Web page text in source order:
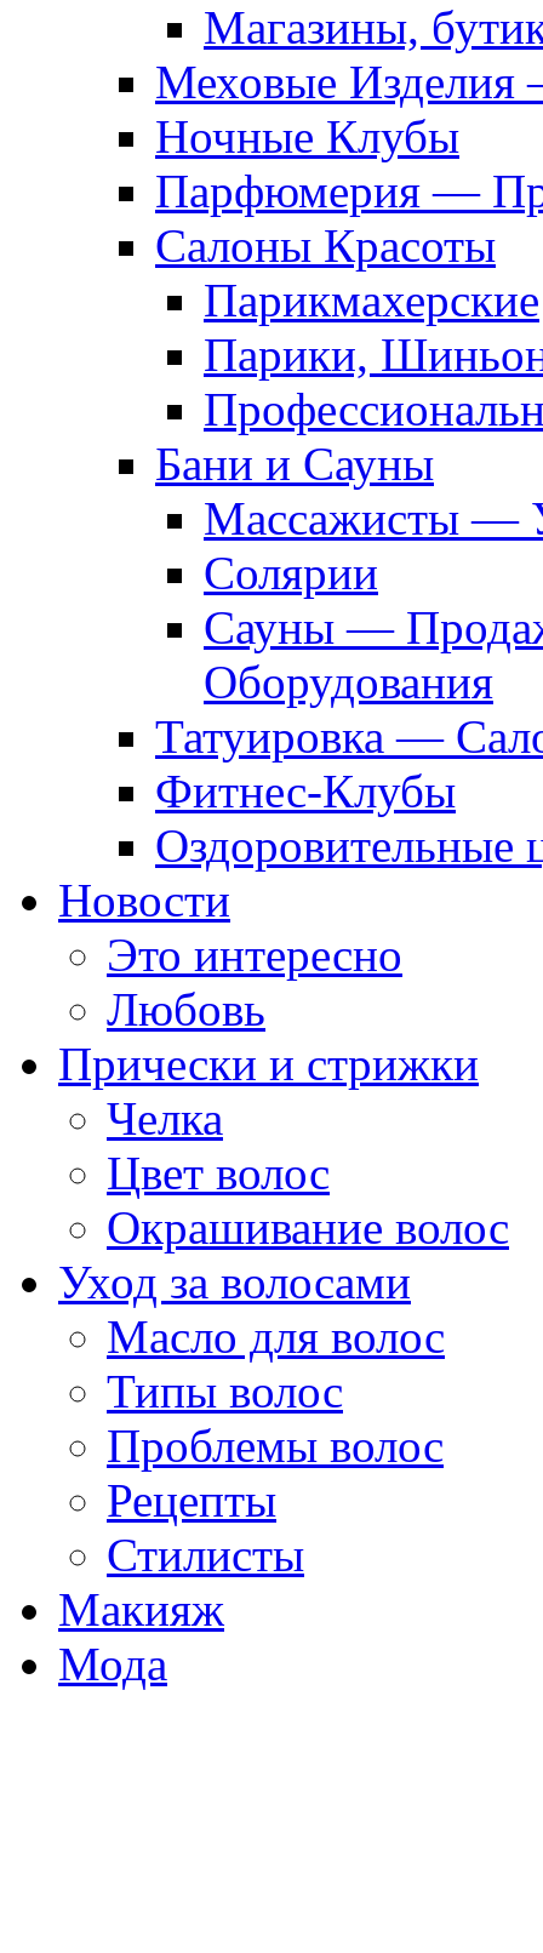
Магазины,
Меховые Изделия
Ночные Клубы
Парфюмерия —
Салоны Красоты
Парикмахерские
Парики,
Бани и Сауны
Массажисты —
Солярии
Сауны —
Оборудования
Татуировка —
Фитнес-Клубы
Оздоровительные
Новости
Это интересно
Любовь
Прически и стрижки
Челка
Цвет волос
Окрашивание волос
Уход за волосами
Масло для волос
Типы волос
Проблемы волос
Рецепты
Стилисты
Макияж
Мода